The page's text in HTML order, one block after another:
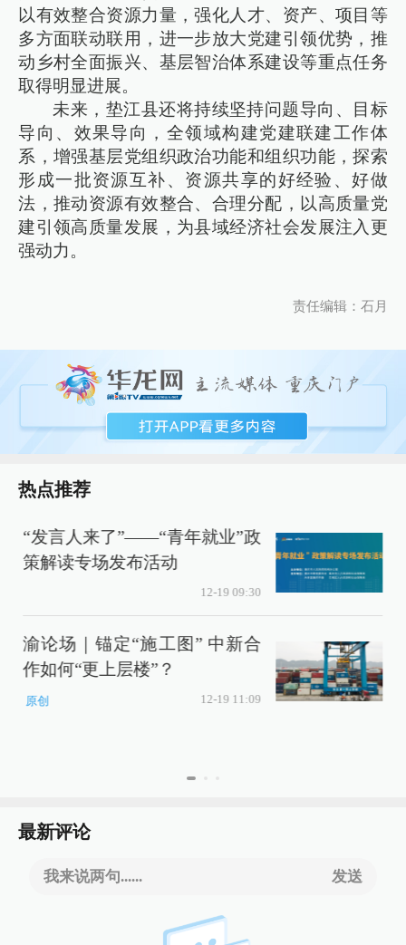
以有效整合资源力量，强化人才、资产、项目等
多方面联动联用，进一步放大党建引领优势，推
动乡村全面振兴、基层智治体系建设等重点任务
取得明显进展。
未来，垫江县还将持续坚持问题导向、目标
导向、效果导向，全领域构建党建联建工作体
系，增强基层党组织政治功能和组织功能，探索
形成一批资源互补、资源共享的好经验、好做
法，推动资源有效整合、合理分配，以高质量党
建引领高质量发展，为县域经济社会发展注入更
强动力。
责任编辑：石月
热点推荐
“发言人来了”——“青年就业”政
策解读专场发布活动
12-19 09:30
渝论场｜锚定“施工图” 中新合
作如何“更上层楼”？
原创 12-19 11:09
最新评论
我来说两句...... 发送